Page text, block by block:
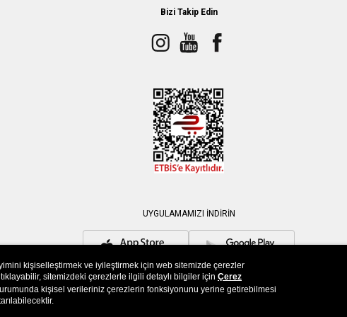
Bizi Takip Edin
UYGULAMAMIZI İNDİRİN
kişiselleştirmek ve iyileştirmek için web sitemizde çerezler
sitemizdeki çerezlerle ilgili detaylı bilgiler için Çerez
kişisel verileriniz çerezlerin fonksiyonunu yerine getirebilmesi